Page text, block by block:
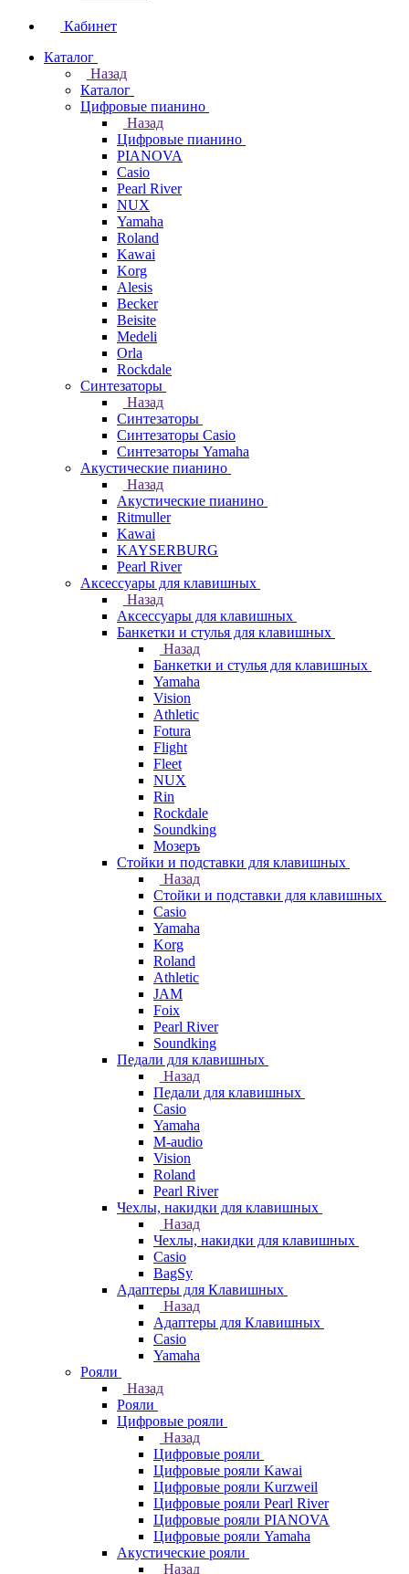
Кабинет
Каталог
Назад
Каталог
Цифровые пианино
Назад
Цифровые пианино
PIANOVA
Casio
Pearl River
NUX
Yamaha
Roland
Kawai
Korg
Alesis
Becker
Beisite
Medeli
Orla
Rockdale
Синтезаторы
Назад
Синтезаторы
Синтезаторы Casio
Синтезаторы Yamaha
Акустические пианино
Назад
Акустические пианино
Ritmuller
Kawai
KAYSERBURG
Pearl River
Аксессуары для клавишных
Назад
Аксессуары для клавишных
Банкетки и стулья для клавишных
Назад
Банкетки и стулья для клавишных
Yamaha
Vision
Athletic
Fotura
Flight
Fleet
NUX
Rin
Rockdale
Soundking
Мозеръ
Стойки и подставки для клавишных
Назад
Стойки и подставки для клавишных
Casio
Yamaha
Korg
Roland
Athletic
JAM
Foix
Pearl River
Soundking
Педали для клавишных
Назад
Педали для клавишных
Casio
Yamaha
M-audio
Vision
Roland
Pearl River
Чехлы, накидки для клавишных
Назад
Чехлы, накидки для клавишных
Casio
BagSy
Адаптеры для Клавишных
Назад
Адаптеры для Клавишных
Casio
Yamaha
Рояли
Назад
Рояли
Цифровые рояли
Назад
Цифровые рояли
Цифровые рояли Kawai
Цифровые рояли Kurzweil
Цифровые рояли Pearl River
Цифровые рояли PIANOVA
Цифровые рояли Yamaha
Акустические рояли
Назад